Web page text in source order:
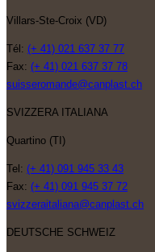
Villars-Ste-Croix (VD)
Tél: (+ 41) 021 637 37 77
Fax: (+ 41) 021 637 37 78
suisseromande@canplast.ch
SVIZZERA ITALIANA
Quartino (TI)
Tel: (+ 41) 091 945 33 43
Fax: (+ 41) 091 945 37 72
svizzeraitaliana@canplast.ch
DEUTSCHE SCHWEIZ